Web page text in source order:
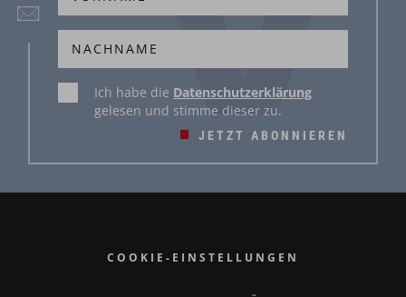
JETZT ABONNIEREN
Ich habe die Datenschutzerklärung
gelesen und stimme dieser zu.
COOKIE-EINSTELLUNGEN